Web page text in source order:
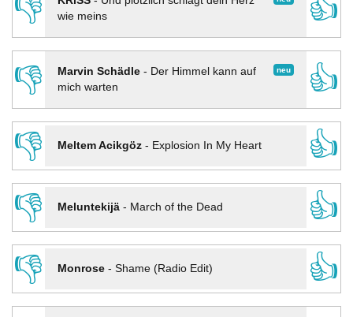
👎
wie meins
👍
👎 neu
Marvin Schädle- Der Himmel kann auf
mich warten
👍
👎
Meltem Acikgöz- Explosion In My Heart
👍
👎
Meluntekijä- March of the Dead
👍
👎
Monrose- Shame (Radio Edit)
👍